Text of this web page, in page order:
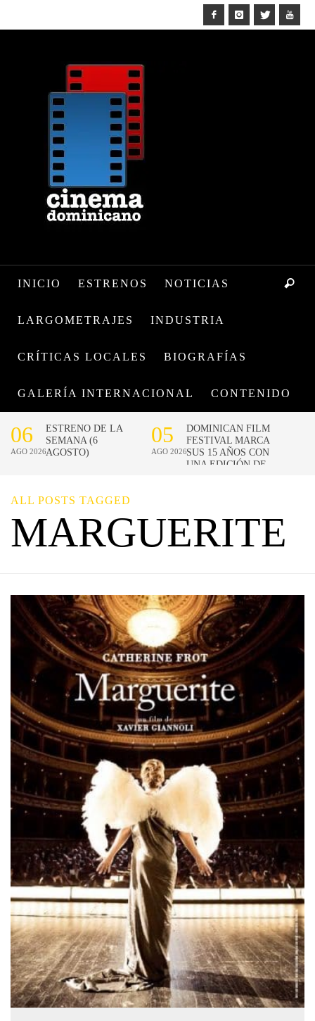
INICIO ESTRENOS NOTICIAS
LARGOMETRAJES INDUSTRIA
CRÍTICAS LOCALES BIOGRAFÍAS
GALERÍA INTERNACIONAL CONTENIDO
ALL POSTS TAGGED
MARGUERITE